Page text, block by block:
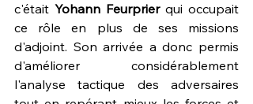
c'était Yohann Feurprier qui occupait
ce rôle en plus de ses missions
d'adjoint. Son arrivée a donc permis
d'améliorer considérablement
l'analyse tactique des adversaires